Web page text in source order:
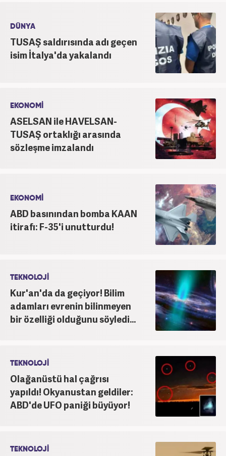
DÜNYA
TUSAŞ saldırısında adı geçen
isim İtalya'da yakalandı
EKONOMİ
ASELSAN ile HAVELSAN-
TUSAŞ ortaklığı arasında
sözleşme imzalandı
EKONOMİ
ABD basınından bomba KAAN
itirafı: F-35'i unutturdu!
TEKNOLOJİ
Kur'an'da da geçiyor! Bilim
adamları evrenin bilinmeyen
bir özelliği olduğunu söyledi...
TEKNOLOJİ
Olağanüstü hal çağrısı
yapıldı! Okyanustan geldiler:
ABD'de UFO paniği büyüyor!
TEKNOLOJİ